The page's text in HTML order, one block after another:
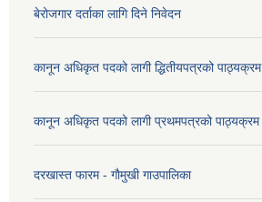
बेरोजगार दर्ताका लागि दिने निवेदन
कानून अधिकृत पदको लागी द्धितीयपत्रको पाठ्यक्रम
कानून अधिकृत पदको लागी प्रथमपत्रको पाठ्यक्रम
दरखास्त फारम - गाैमुखी गाउपालिका